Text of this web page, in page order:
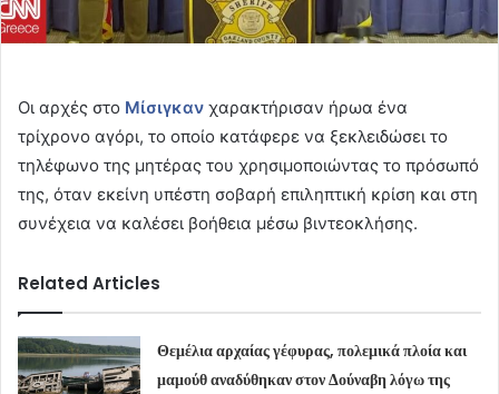
Οι αρχές στο Μίσιγκαν χαρακτήρισαν ήρωα ένα
τρίχρονο αγόρι, το οποίο κατάφερε να ξεκλειδώσει το
τηλέφωνο της μητέρας του χρησιμοποιώντας το πρόσωπό
της, όταν εκείνη υπέστη σοβαρή επιληπτική κρίση και στη
συνέχεια να καλέσει βοήθεια μέσω βιντεοκλήσης.
Related Articles
Θεμέλια αρχαίας γέφυρας, πολεμικά πλοία και
μαμούθ αναδύθηκαν στον Δούναβη λόγω της